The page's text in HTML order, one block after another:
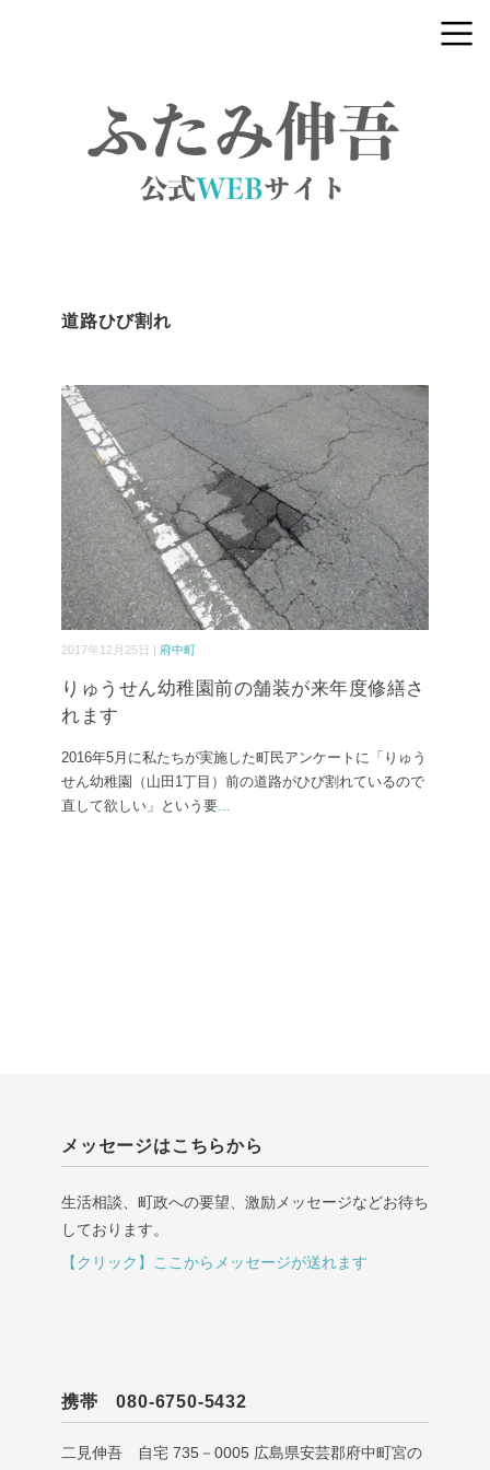
道路ひび割れ
2017年12月25日 | 府中町
りゅうせん幼稚園前の舗装が来年度修繕さ
れます
2016年5月に私たちが実施した町民アンケートに「りゅう
せん幼稚園（山田1丁目）前の道路がひび割れているので
直して欲しい」という要...
メッセージはこちらから
生活相談、町政への要望、激励メッセージなどお待ち
しております。
【クリック】ここからメッセージが送れます
携帯 080-6750-5432
二見伸吾 自宅 735－0005 広島県安芸郡府中町宮の